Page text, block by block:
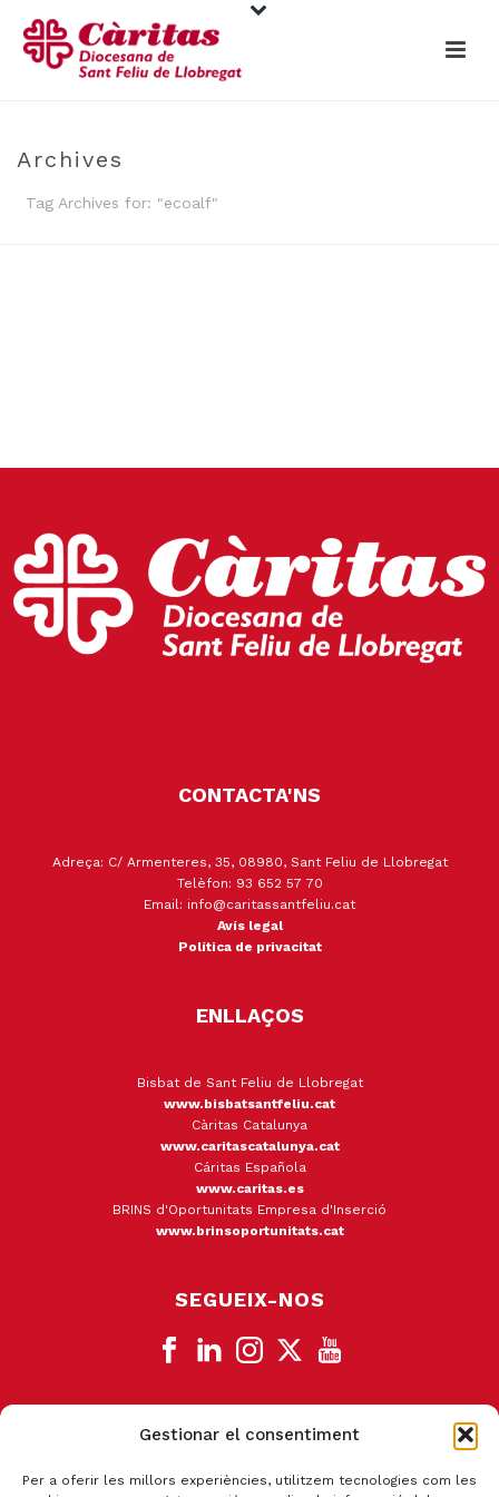
Gestionar el consentiment
Per a oferir les millors experiències, utilitzem tecnologies com les
Archives
Tag Archives for: "ecoalf"
CONTACTA'NS
Adreça: C/ Armenteres, 35, 08980, Sant Feliu de Llobregat
Telèfon: 93 652 57 70
Email: info@caritassantfeliu.cat
Avís legal
Política de privacitat
ENLLAÇOS
Bisbat de Sant Feliu de Llobregat
www.bisbatsantfeliu.cat
Càritas Catalunya
www.caritascatalunya.cat
Cáritas Española
www.caritas.es
BRINS d'Oportunitats Empresa d'Inserció
www.brinsoportunitats.cat
SEGUEIX-NOS
CANAL DE DENÚNCIA